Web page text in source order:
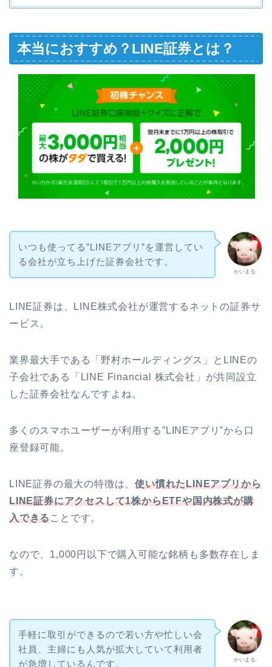
本当におすすめ？LINE証券とは？
かいまる
いつも使ってる”LINEアプリ”を運営してい
る会社が立ち上げた証券会社です。
LINE証券は、LINE株式会社が運営するネットの証券サ
ービス。
業界最大手である「野村ホールディングス」とLINEの
子会社である「LINE Financial 株式会社」が共同設立
した証券会社なんですよね。
多くのスマホユーザーが利用する”LINEアプリ”から口
座登録可能。
LINE証券の最大の特徴は、使い慣れたLINEアプリから
LINE証券にアクセスして1株からETFや国内株式が購
入できることです。
なので、1,000円以下で購入可能な銘柄も多数存在しま
す。
かいまる
手軽に取引ができるので若い方や忙しい会
社員、主婦にも人気が拡大していて利用者
が急増しているんです。